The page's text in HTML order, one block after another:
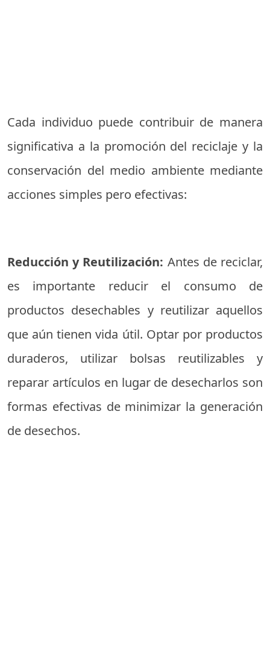
Cada individuo puede contribuir de manera
significativa a la promoción del reciclaje y la
conservación del medio ambiente mediante
acciones simples pero efectivas:
Reducción y Reutilización: Antes de reciclar,
es importante reducir el consumo de
productos desechables y reutilizar aquellos
que aún tienen vida útil. Optar por productos
duraderos, utilizar bolsas reutilizables y
reparar artículos en lugar de desecharlos son
formas efectivas de minimizar la generación
de desechos.